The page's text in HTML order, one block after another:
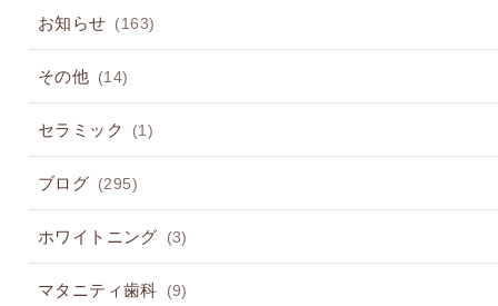
お知らせ (163)
その他 (14)
セラミック (1)
ブログ (295)
ホワイトニング (3)
マタニティ歯科 (9)